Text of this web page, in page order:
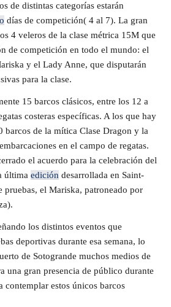
de distintas categorías estarán
días de competición( 4 al 7). La gran
4 veleros de la clase métrica 15M que
de competición en todo el mundo: el
y el Lady Anne, que disputarán
para la clase.
15 barcos clásicos, entre los 12 a
costeras específicas. A los que hay
barcos de la mítica Clase Dragon y la
en el campo de regatas.
el acuerdo para la celebración del
última edición desarrollada en Saint-
pruebas, el Mariska, patroneado por
los distintos eventos que
deportivas durante esa semana, lo
de Sotogrande muchos medios de
una gran presencia de público durante
contemplar estos únicos barcos